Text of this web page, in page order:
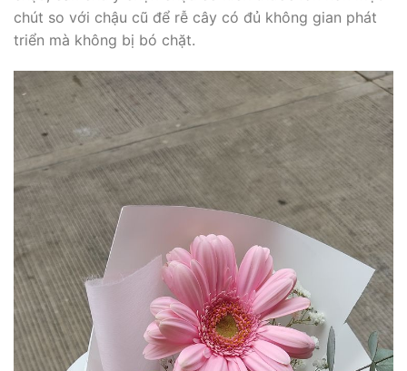
chút so với chậu cũ để rễ cây có đủ không gian phát
triển mà không bị bó chặt.